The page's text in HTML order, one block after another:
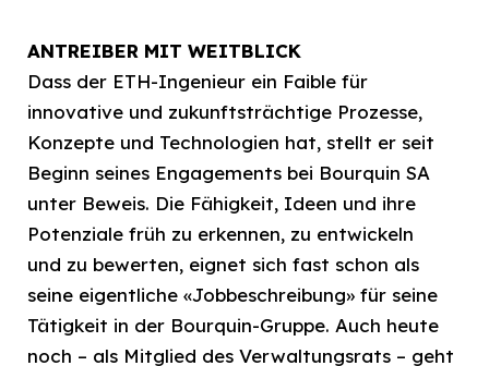
ANTREIBER MIT WEITBLICK
Dass der ETH-Ingenieur ein Faible für
innovative und zukunftsträchtige Prozesse,
Konzepte und Technologien hat, stellt er seit
Beginn seines Engagements bei Bourquin SA
unter Beweis. Die Fähigkeit, Ideen und ihre
Potenziale früh zu erkennen, zu entwickeln
und zu bewerten, eignet sich fast schon als
seine eigentliche «Jobbeschreibung» für seine
Tätigkeit in der Bourquin-Gruppe. Auch heute
noch – als Mitglied des Verwaltungsrats – geht